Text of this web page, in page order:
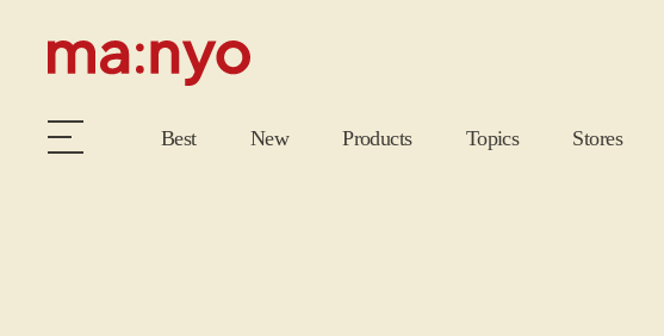
Best New Products Topics Stores